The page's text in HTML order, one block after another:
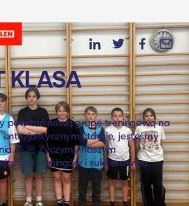
KLASA
powitać nową grupę treningową na
entuzjastycznym starcie, jesteśmy
💪🏼 Życzymy naszym
treningów i sukcesów na